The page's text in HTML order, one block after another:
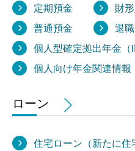
定期預金
財
普通預金
退
個人型確定拠出年金（
個人向け年金関連情報
ローン
住宅ローン（新たに